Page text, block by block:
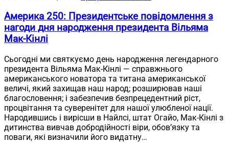
Америка 250: Президентське повідомлення з
нагоди дня народження президента Вільяма
Мак-Кінлі
Сьогодні ми святкуємо день народження легендарного
президента Вільяма Мак-Кінлі — справжнього
американського новатора та титана американської
величі, який захищав наш народ; розширював наші
благословення; і забезпечив безпрецедентний ріст,
процвітання та суверенітет для нашої улюбленої нації.
Народившись і вирісши в Найлсі, штат Огайо, Мак-Кінлі з
дитинства вивчав добродійності віри, обов’язку та
поваги, які визначили його видатну…